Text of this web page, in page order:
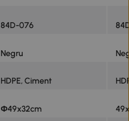
84D-076
Negru
HDPE, Ciment
Ф49x32cm